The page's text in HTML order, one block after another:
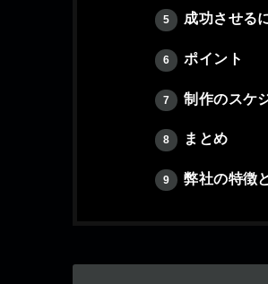
5 成功させる
6 ポイント
7 制作のスケ
8 まとめ
9 弊社の特徴